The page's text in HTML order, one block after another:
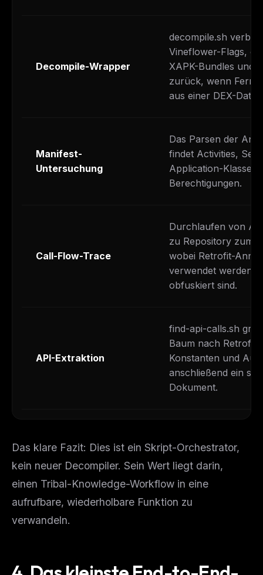
Decompile-Wrapper
decompile.sh
Vineflower-Flags,
XAPK-Bundles und
zurück, wenn
aus einer DEX-Datei
Manifest-
Untersuchung
Das Parsen der
findet Activities,
Application-Klasse
Berechtigungen.
Call-Flow-Trace
Durchlaufen von
zu Repository zum
wobei Retrofit-
verwendet werden,
obfuskiert sind.
API-Extraktion
find-api-calls.sh
Baum nach Retrofit,
Konstanten und
anschließend ein
Dokument.
Das klare Fazit: Dies ist ein Skript-Orchestrator,
kein neuer Decompiler. Sein Wert liegt darin,
einen Tribal-Knowledge-Workflow in eine
aufrufbare, wiederholbare Funktion zu
verwandeln.
THIS WEEK'S DIGEST
MCP pick of the week
New agent skill drop
FREE NEWSLETTER